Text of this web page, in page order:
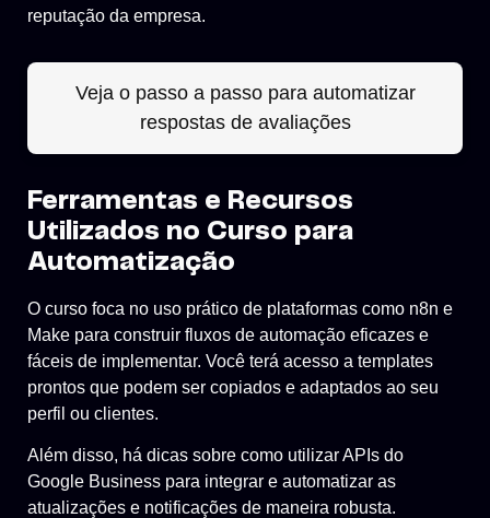
reputação da empresa.
Veja o passo a passo para automatizar
respostas de avaliações
Ferramentas e Recursos
Utilizados no Curso para
Automatização
O curso foca no uso prático de plataformas como n8n e
Make para construir fluxos de automação eficazes e
fáceis de implementar. Você terá acesso a templates
prontos que podem ser copiados e adaptados ao seu
perfil ou clientes.
Além disso, há dicas sobre como utilizar APIs do
Google Business para integrar e automatizar as
atualizações e notificações de maneira robusta.